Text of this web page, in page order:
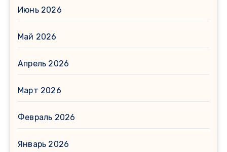
Июнь 2026
Май 2026
Апрель 2026
Март 2026
Февраль 2026
Январь 2026